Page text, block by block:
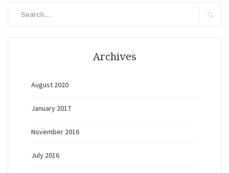
Archives
August 2020
January 2017
November 2016
July 2016